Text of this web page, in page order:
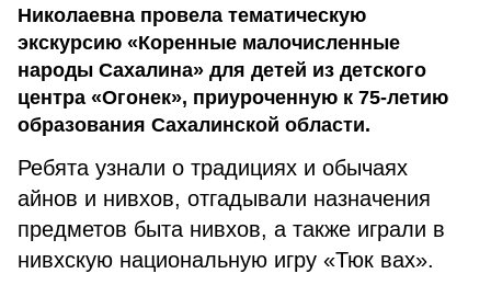
Николаевна провела тематическую
экскурсию «Коренные малочисленные
народы Сахалина» для детей из детского
центра «Огонек», приуроченную к 75-летию
образования Сахалинской области.
Ребята узнали о традициях и обычаях
айнов и нивхов, отгадывали назначения
предметов быта нивхов, а также играли в
нивхскую национальную игру «Тюк вах».